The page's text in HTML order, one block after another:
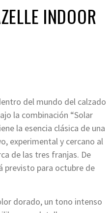
INDOOR
del mundo del calzado
la combinación “Solar
la esencia clásica de una
experimental y cercano al
de las tres franjas. De
previsto para octubre de
dorado, un tono intenso